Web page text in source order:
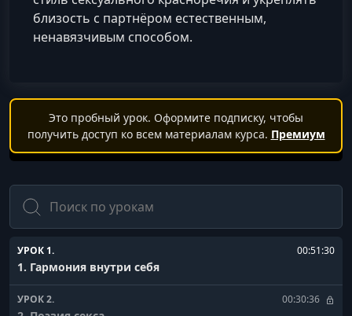
близость с партнёром естественным,
ненавязчивым способом.
Это пробный урок. Оформите подписку, чтобы
получить доступ ко всем материалам курса. Премиум
Поиск
УРОК 1. 00:51:30
1. Гармония внутри себя
УРОК 2. 00:30:36